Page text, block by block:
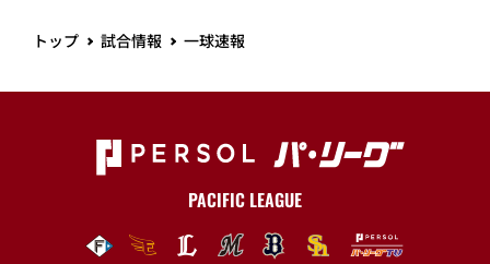
トップ 試合情報 一球速報
PACIFIC LEAGUE